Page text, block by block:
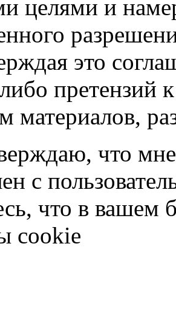
целями и
это
претензий
материалов,
что
с
что в вашем
cookie